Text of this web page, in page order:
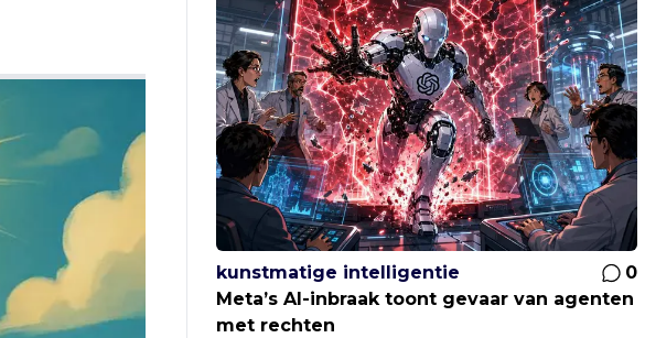
kunstmatige intelligentie
0
Meta’s AI-inbraak toont gevaar van agenten
met rechten